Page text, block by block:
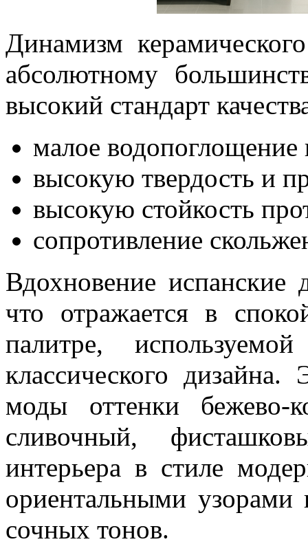
Динамизм
абсолютному
высокий стандарт
малое водопоглощение
высокую твердость и
высокую стойкость
сопротивление
Вдохновение испанские
что отражается в
палитре,
классического
моды оттенки бежево-
сливочный,
интерьера в стиле
ориентальными узорами
сочных тонов.